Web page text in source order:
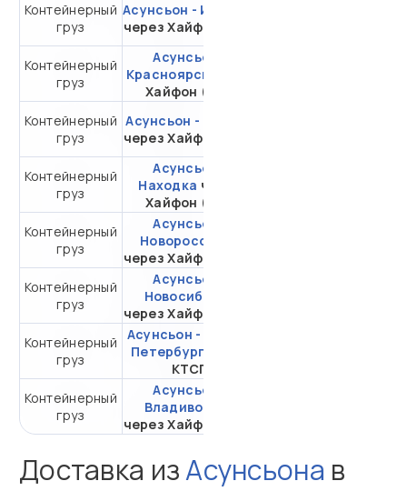
Контейнерный
груз
Асунсьон - Иркутск
через Хайфон (Тр.)
Контейнерный
груз
Асунсьон -
Красноярск
Хайфон (Тр.)
Контейнерный
груз
Асунсьон - Москва
через Хайфон (Тр.)
Контейнерный
груз
Асунсьон -
Находка через
Хайфон (Тр.)
Контейнерный
груз
Асунсьон -
Новороссийск
через Хайфон (Тр.)
Контейнерный
груз
Асунсьон -
Новосибирск
через Хайфон (Тр.)
Контейнерный
груз
Асунсьон - Санкт-
Петербург
КТСП
Контейнерный
груз
Асунсьон -
Владивосток
через Хайфон (Тр.)
Доставка изАсунсьона в